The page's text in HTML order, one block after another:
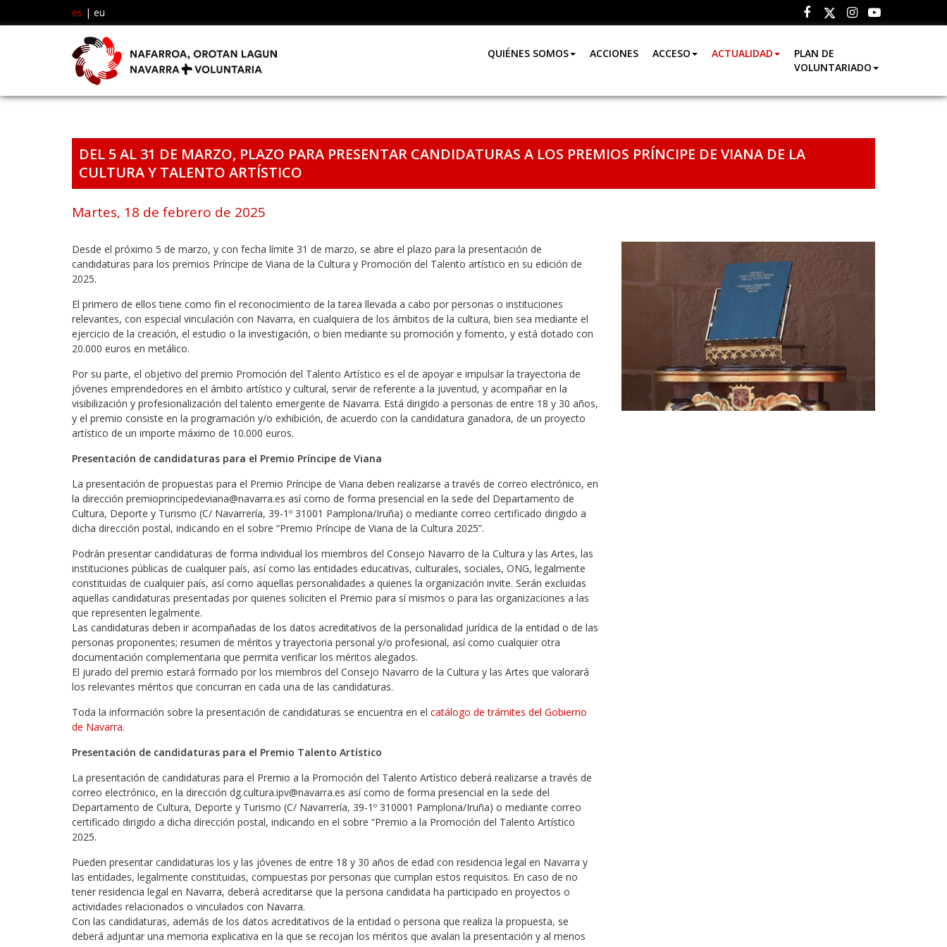
es | eu
Facebook
Twitter
Instagram
Youtube
QUIÉNES SOMOS ACCIONES ACCESO ACTUALIDAD
PLAN DE
VOLUNTARIADO
DEL 5 AL 31 DE MARZO, PLAZO PARA PRESENTAR CANDIDATURAS A LOS PREMIOS PRÍNCIPE DE VIANA DE LA
CULTURA Y TALENTO ARTÍSTICO
Martes, 18 de febrero de 2025
Desde el próximo 5 de marzo, y con fecha límite 31 de marzo, se abre el plazo para la presentación de
candidaturas para los premios Príncipe de Viana de la Cultura y Promoción del Talento artístico en su edición de
2025.
El primero de ellos tiene como fin el reconocimiento de la tarea llevada a cabo por personas o instituciones
relevantes, con especial vinculación con Navarra, en cualquiera de los ámbitos de la cultura, bien sea mediante el
ejercicio de la creación, el estudio o la investigación, o bien mediante su promoción y fomento, y está dotado con
20.000 euros en metálico.
Por su parte, el objetivo del premio Promoción del Talento Artístico es el de apoyar e impulsar la trayectoria de
jóvenes emprendedores en el ámbito artístico y cultural, servir de referente a la juventud, y acompañar en la
visibilización y profesionalización del talento emergente de Navarra. Está dirigido a personas de entre 18 y 30 años,
y el premio consiste en la programación y/o exhibición, de acuerdo con la candidatura ganadora, de un proyecto
artístico de un importe máximo de 10.000 euros.
Presentación de candidaturas para el Premio Príncipe de Viana
La presentación de propuestas para el Premio Príncipe de Viana deben realizarse a través de correo electrónico, en
la dirección premioprincipedeviana@navarra.es así como de forma presencial en la sede del Departamento de
Cultura, Deporte y Turismo (C/ Navarrería, 39-1º 31001 Pamplona/Iruña) o mediante correo certificado dirigido a
dicha dirección postal, indicando en el sobre “Premio Príncipe de Viana de la Cultura 2025”.
Podrán presentar candidaturas de forma individual los miembros del Consejo Navarro de la Cultura y las Artes, las
instituciones públicas de cualquier país, así como las entidades educativas, culturales, sociales, ONG, legalmente
constituidas de cualquier país, así como aquellas personalidades a quienes la organización invite. Serán excluidas
aquellas candidaturas presentadas por quienes soliciten el Premio para sí mismos o para las organizaciones a las
que representen legalmente.
Las candidaturas deben ir acompañadas de los datos acreditativos de la personalidad jurídica de la entidad o de las
personas proponentes; resumen de méritos y trayectoria personal y/o profesional, así como cualquier otra
documentación complementaria que permita verificar los méritos alegados.
El jurado del premio estará formado por los miembros del Consejo Navarro de la Cultura y las Artes que valorará
los relevantes méritos que concurran en cada una de las candidaturas.
Toda la información sobre la presentación de candidaturas se encuentra en el catálogo de trámites del Gobierno
de Navarra.
Presentación de candidaturas para el Premio Talento Artístico
La presentación de candidaturas para el Premio a la Promoción del Talento Artístico deberá realizarse a través de
correo electrónico, en la dirección dg.cultura.ipv@navarra.es así como de forma presencial en la sede del
Departamento de Cultura, Deporte y Turismo (C/ Navarrería, 39-1º 310001 Pamplona/Iruña) o mediante correo
certificado dirigido a dicha dirección postal, indicando en el sobre “Premio a la Promoción del Talento Artístico
2025.
Pueden presentar candidaturas los y las jóvenes de entre 18 y 30 años de edad con residencia legal en Navarra y
las entidades, legalmente constituidas, compuestas por personas que cumplan estos requisitos. En caso de no
tener residencia legal en Navarra, deberá acreditarse que la persona candidata ha participado en proyectos o
actividades relacionados o vinculados con Navarra.
Con las candidaturas, además de los datos acreditativos de la entidad o persona que realiza la propuesta, se
deberá adjuntar una memoria explicativa en la que se recojan los méritos que avalan la presentación y al menos